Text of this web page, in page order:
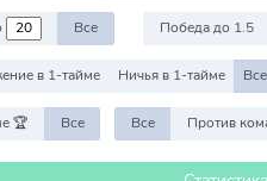
Все Победа до 1.5
в 1-тайме Ничья в 1-тайме Все
🏆 Все Все